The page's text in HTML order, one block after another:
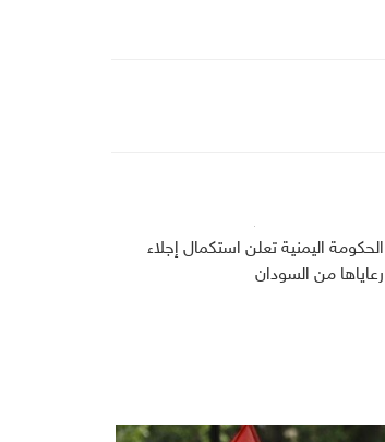
الحكومة اليمنية تعلن استكمال إجلاء
رعاياها من السودان